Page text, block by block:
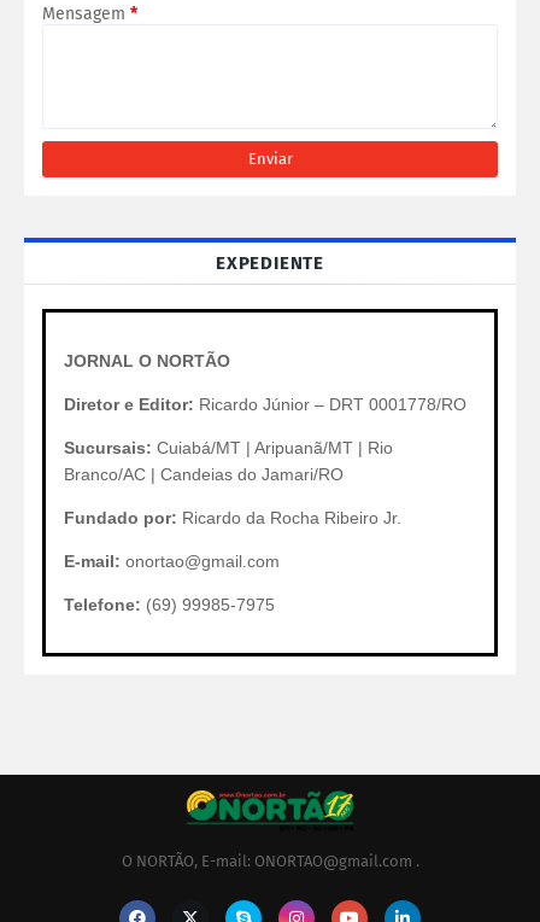
Mensagem *
EXPEDIENTE
JORNAL O NORTÃO
Diretor e Editor: Ricardo Júnior – DRT 0001778/RO
Sucursais: Cuiabá/MT | Aripuanã/MT | Rio
Branco/AC | Candeias do Jamari/RO
Fundado por: Ricardo da Rocha Ribeiro Jr.
E-mail: onortao@gmail.com
Telefone: (69) 99985-7975
O NORTÃO, E-mail: ONORTAO@gmail.com .